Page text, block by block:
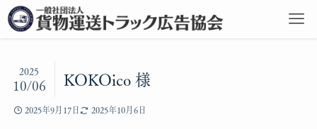
KOKOico 様
2025
10/06
2025年9月17日 2025年10月6日